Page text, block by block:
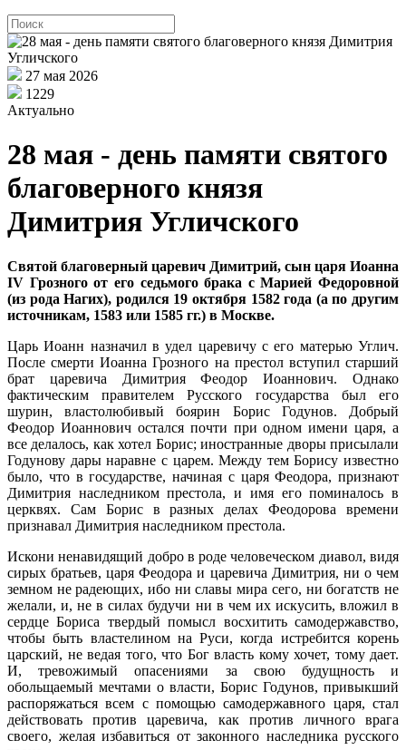
27 мая 2026
1229
Актуально
28 мая - день памяти святого
благоверного князя
Димитрия Угличского
Святой благоверный царевич Димитрий, сын царя Иоанна
IV Грозного от его седьмого брака с Марией Федоровной
(из рода Нагих), родился 19 октября 1582 года (а по другим
источникам, 1583 или 1585 гг.) в Москве.
Царь Иоанн назначил в удел царевичу с его матерью Углич.
После смерти Иоанна Грозного на престол вступил старший
брат царевича Димитрия Феодор Иоаннович. Однако
фактическим правителем Русского государства был его
шурин, властолюбивый боярин Борис Годунов. Добрый
Феодор Иоаннович остался почти при одном имени царя, а
все делалось, как хотел Борис; иностранные дворы присылали
Годунову дары наравне с царем. Между тем Борису известно
было, что в государстве, начиная с царя Феодора, признают
Димитрия наследником престола, и имя его поминалось в
церквях. Сам Борис в разных делах Феодорова времени
признавал Димитрия наследником престола.
Искони ненавидящий добро в роде человеческом диавол, видя
сирых братьев, царя Феодора и царевича Димитрия, ни о чем
земном не радеющих, ибо ни славы мира сего, ни богатств не
желали, и, не в силах будучи ни в чем их искусить, вложил в
сердце Бориса твердый помысл восхитить самодержавство,
чтобы быть властелином на Руси, когда истребится корень
царский, не ведая того, что Бог власть кому хочет, тому дает.
И, тревожимый опасениями за свою будущность и
обольщаемый мечтами о власти, Борис Годунов, привыкший
распоряжаться всем с помощью самодержавного царя, стал
действовать против царевича, как против личного врага
своего, желая избавиться от законного наследника русского